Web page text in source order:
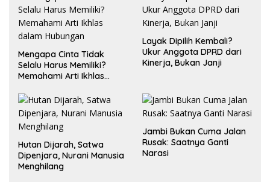
Mengapa Cinta Tidak
Selalu Harus Memiliki?
Memahami Arti Ikhlas
Layak Dipilih Kembali?
Ukur Anggota DPRD dari
Kinerja, Bukan Janji
Hutan Dijarah, Satwa
Dipenjara, Nurani Manusia
Menghilang
Jambi Bukan Cuma Jalan
Rusak: Saatnya Ganti
Narasi